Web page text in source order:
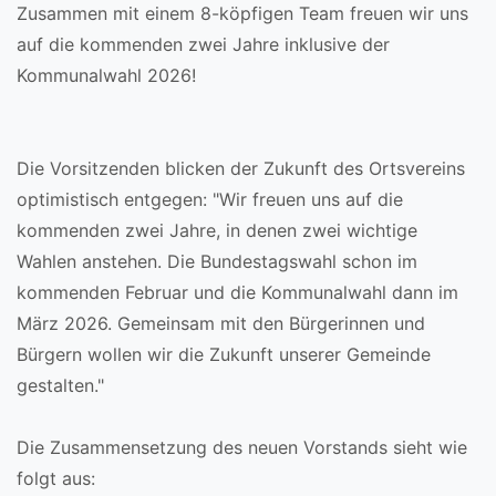
Zusammen mit einem 8-köpfigen Team freuen wir uns
auf die kommenden zwei Jahre inklusive der
Kommunalwahl 2026!
Die Vorsitzenden blicken der Zukunft des Ortsvereins
optimistisch entgegen: "Wir freuen uns auf die
kommenden zwei Jahre, in denen zwei wichtige
Wahlen anstehen. Die Bundestagswahl schon im
kommenden Februar und die Kommunalwahl dann im
März 2026. Gemeinsam mit den Bürgerinnen und
Bürgern wollen wir die Zukunft unserer Gemeinde
gestalten."
Die Zusammensetzung des neuen Vorstands sieht wie
folgt aus: